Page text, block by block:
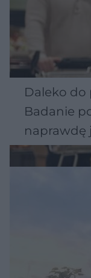
Daleko do
Badanie
naprawdę